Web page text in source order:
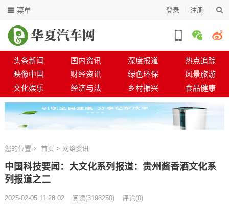
登录 注册
菜单
头条新闻 国内资讯 深度报道
热点追踪
映像中国
财经资讯 绿色环保
风景旅游
文化娱乐
经济与法 乡村振兴 食品健康
您的位置 首页 > 网络资讯
中国科技要闻：大文化系列报道：贵州酱香酒文化系
列报道之二
2025-02-05 11:28:02 阅读(3198250) 评论(0)